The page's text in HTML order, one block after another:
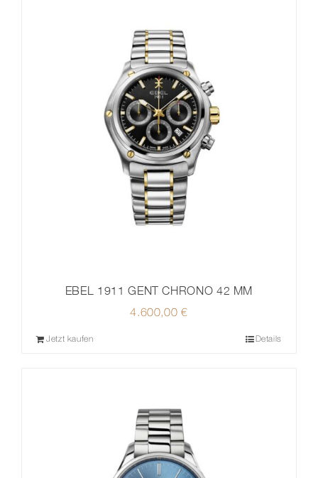
EBEL 1911 GENT CHRONO 42 MM
4.600,00€
Jetzt kaufen Details